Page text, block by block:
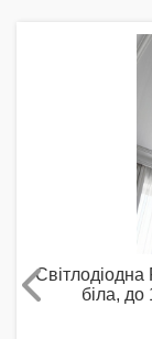
біла,